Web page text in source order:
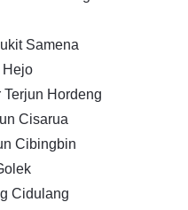
Samena
Hejo
Hordeng
Cisarua
Cibingbin
Cidulang